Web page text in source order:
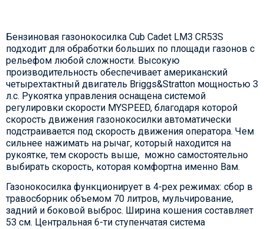
Бензиновая газонокосилка Cub Cadet LM3 CR53S
подходит для обработки больших по площади газонов с
рельефом любой сложности. Высокую
производительность обеспечивает американский
четырехтактный двигатель Briggs&Stratton мощностью 3
л.с. Рукоятка управления оснащена системой
регулировки скорости MYSPEED, благодаря которой
скорость движения газонокосилки автоматически
подстраивается под скорость движения оператора. Чем
сильнее нажимать на рычаг, который находится на
рукоятке, тем скорость выше, можно самостоятельно
выбирать скорость, которая комфортна именно Вам.
Газонокосилка функционирует в 4-рех режимах: сбор в
травосборник объемом 70 литров, мульчирование,
задний и боковой выброс. Ширина кошения составляет
53 см. Центральная 6-ти ступенчатая система